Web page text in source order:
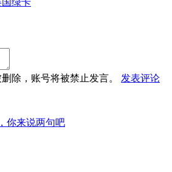
国绿卡
除，账号将被禁止发言。
发表评论
你来说两句吧